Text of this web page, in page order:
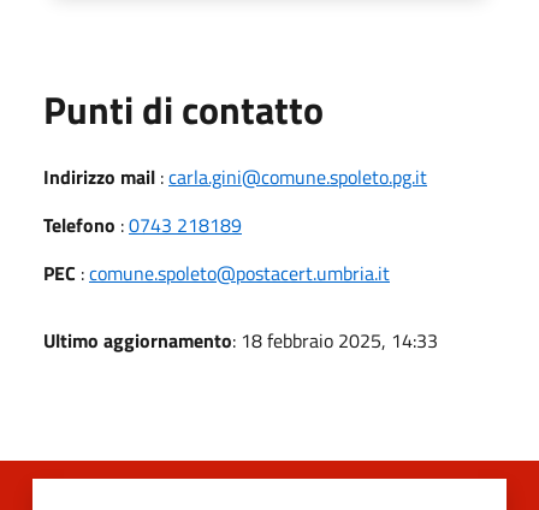
Punti di contatto
Indirizzo mail :carla.gini@comune.spoleto.pg.it
Telefono :0743 218189
PEC :comune.spoleto@postacert.umbria.it
Ultimo aggiornamento: 18 febbraio 2025, 14:33